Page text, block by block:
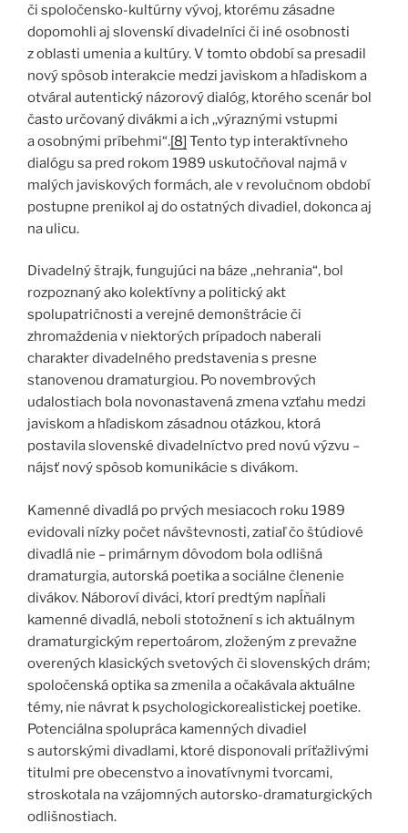
či spoločensko-kultúrny vývoj, ktorému zásadne
dopomohli aj slovenskí divadelníci či iné osobnosti
z oblasti umenia a kultúry. V tomto období sa presadil
nový spôsob interakcie medzi javiskom a hľadiskom a
otváral autentický názorový dialóg, ktorého scenár bol
často určovaný divákmi a ich ,,výraznými vstupmi
a osobnými príbehmi“.[8] Tento typ interaktívneho
dialógu sa pred rokom 1989 uskutočňoval najmä v
malých javiskových formách, ale v revolučnom období
postupne prenikol aj do ostatných divadiel, dokonca aj
na ulicu.
Divadelný štrajk, fungujúci na báze ,,nehrania“, bol
rozpoznaný ako kolektívny a politický akt
spolupatričnosti a verejné demonštrácie či
zhromaždenia v niektorých prípadoch naberali
charakter divadelného predstavenia s presne
stanovenou dramaturgiou. Po novembrových
udalostiach bola novonastavená zmena vzťahu medzi
javiskom a hľadiskom zásadnou otázkou, ktorá
postavila slovenské divadelníctvo pred novú výzvu –
nájsť nový spôsob komunikácie s divákom.
Kamenné divadlá po prvých mesiacoch roku 1989
evidovali nízky počet návštevnosti, zatiaľ čo štúdiové
divadlá nie – primárnym dôvodom bola odlišná
dramaturgia, autorská poetika a sociálne členenie
divákov. Náboroví diváci, ktorí predtým napĺňali
kamenné divadlá, neboli stotožnení s ich aktuálnym
dramaturgickým repertoárom, zloženým z prevažne
overených klasických svetových či slovenských drám;
spoločenská optika sa zmenila a očakávala aktuálne
témy, nie návrat k psychologickorealistickej poetike.
Potenciálna spolupráca kamenných divadiel
s autorskými divadlami, ktoré disponovali príťažlivými
titulmi pre obecenstvo a inovatívnymi tvorcami,
stroskotala na vzájomných autorsko-dramaturgických
odlišnostiach.